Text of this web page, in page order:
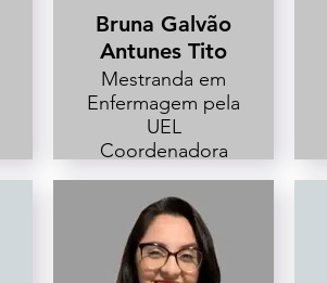
Bruna Galvão
Antunes Tito
Mestranda em
Enfermagem pela
UEL
Coordenadora
de Seção da
Unidade de
Cuidados
Paliativos e
Cuidados